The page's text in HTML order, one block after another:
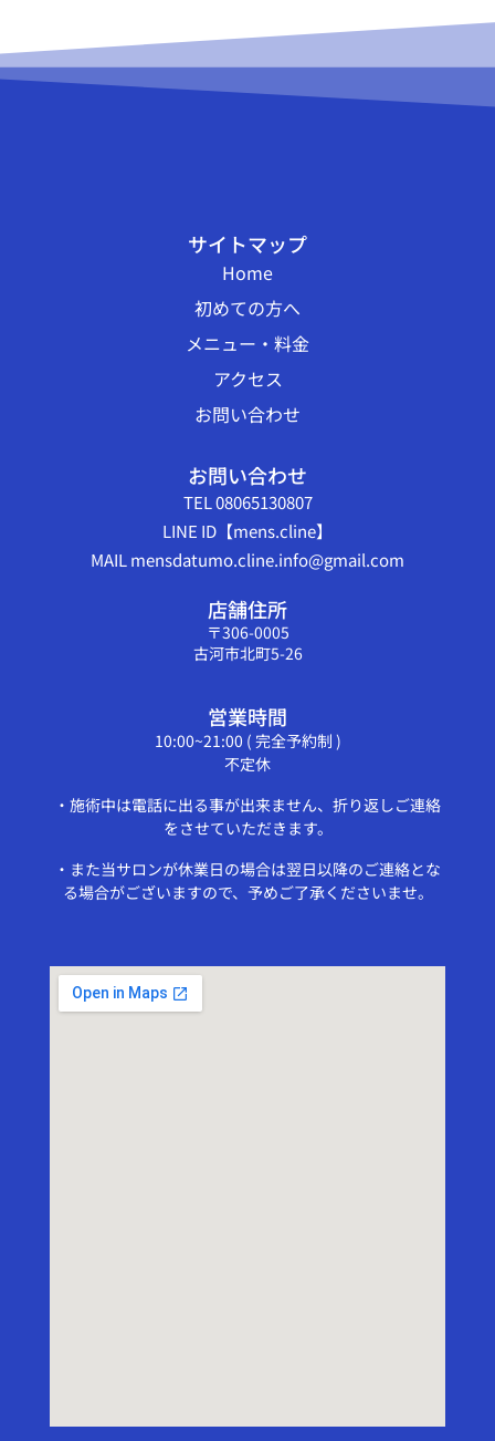
サイトマップ
Home
初めての方へ
メニュー・料金
アクセス
お問い合わせ
お問い合わせ
TEL 08065130807
LINE ID【mens.cline】
MAIL mensdatumo.cline.info@gmail.com
店舗住所
〒306-0005
古河市北町5-26
営業時間
10:00~21:00 ( 完全予約制 )
不定休
・施術中は電話に出る事が出来ません、折り返しご連絡
をさせていただきます。
・また当サロンが休業日の場合は翌日以降のご連絡とな
る場合がございますので、予めご了承くださいませ。